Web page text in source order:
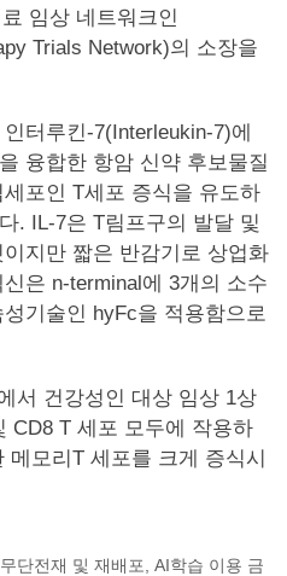
임상 네트워크인
Trials Network)의 소장을
터루킨-7(Interleukin-7)에
융합한 항암 신약 후보물질
포인 T세포 증식을 유도하
. IL-7은 T림프구의 발달 및
지만 짧은 반감기로 상업화
은 n-terminal에 3개의 소수
기술인 hyFc을 적용함으로
서 건강성인 대상 임상 1상
CD8 T 세포 모두에 작용하
모리T 세포를 크게 증식시
단전재 및 재배포, AI학습 이용 금